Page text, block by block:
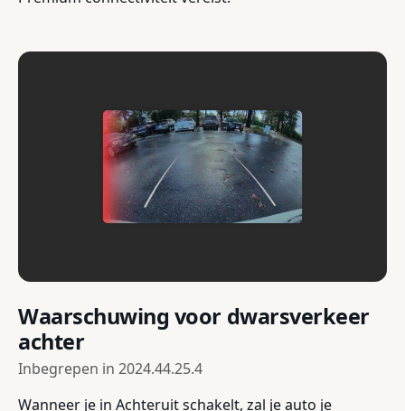
Waarschuwing voor dwarsverkeer
achter
Inbegrepen in 2024.44.25.4
Wanneer je in Achteruit schakelt, zal je auto je